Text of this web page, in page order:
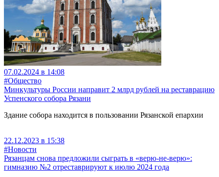
07.02.2024 в 14:08
#Общество
Минкультуры России направит 2 млрд рублей на реставрацию
Успенского собора Рязани
Здание собора находится в пользовании Рязанской епархии
22.12.2023 в 15:38
#Новости
Рязанцам снова предложили сыграть в «верю-не-верю»:
гимназию №2 отреставрируют к июлю 2024 года